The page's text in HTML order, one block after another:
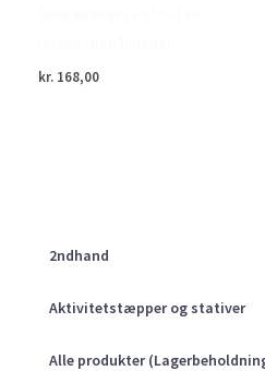
2ndhand
Aktivitetstæpper og stativer
Alle produkter
kr. 168,00